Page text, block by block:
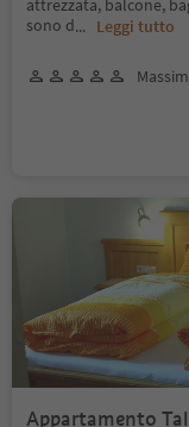
sono d... Leggi tutto
Appartamento